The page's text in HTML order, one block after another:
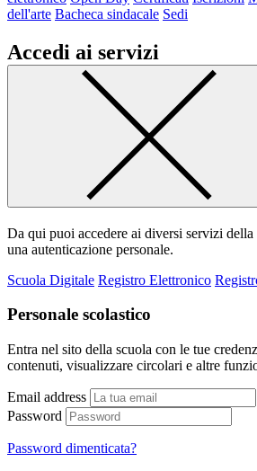
dell'arte Bacheca sindacale Sedi
Accedi ai servizi
Da qui puoi accedere ai diversi servizi
una autenticazione personale.
Scuola Digitale Registro Elettronico
Personale scolastico
Entra nel sito della scuola con le tue
contenuti, visualizzare circolari e altre
Email address
Password
Password dimenticata?